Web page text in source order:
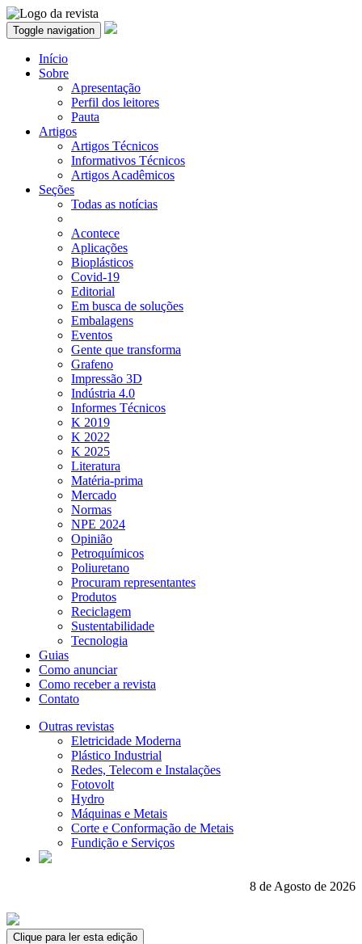
Toggle navigation
Início
Sobre
Apresentação
Perfil dos leitores
Pauta
Artigos
Artigos Técnicos
Informativos Técnicos
Artigos Acadêmicos
Seções
Todas as notícias
Acontece
Aplicações
Bioplásticos
Covid-19
Editorial
Em busca de soluções
Embalagens
Eventos
Gente que transforma
Grafeno
Impressão 3D
Indústria 4.0
Informes Técnicos
K 2019
K 2022
K 2025
Literatura
Matéria-prima
Mercado
Normas
NPE 2024
Opinião
Petroquímicos
Poliuretano
Procuram representantes
Produtos
Reciclagem
Sustentabilidade
Tecnologia
Guias
Como anunciar
Como receber a revista
Contato
Outras revistas
Eletricidade Moderna
Plástico Industrial
Redes, Telecom e Instalações
Fotovolt
Hydro
Máquinas e Metais
Corte e Conformação de Metais
Fundição e Serviços
8 de Agosto de 2026
Clique para ler esta edição